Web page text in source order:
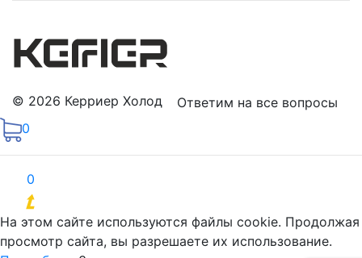
© 2026 Керриер Холод
Ответим на все вопросы
0
0
На этом сайте используются файлы cookie. Продолжая
просмотр сайта, вы разрешаете их использование.